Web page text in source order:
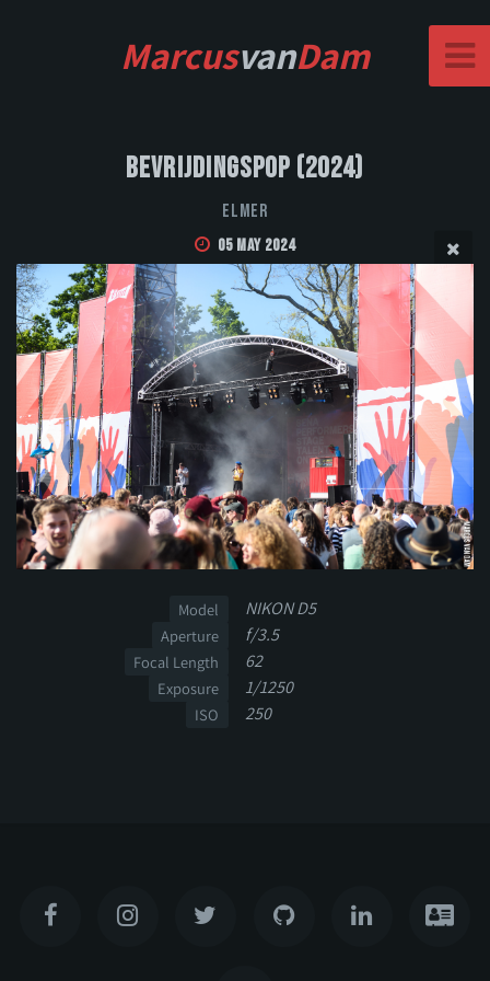
MarcusvanDam
Bevrijdingspop (2024)
Elmer
05 May 2024
Model NIKON D5
Aperture f/3.5
Focal Length 62
Exposure 1/1250
ISO 250